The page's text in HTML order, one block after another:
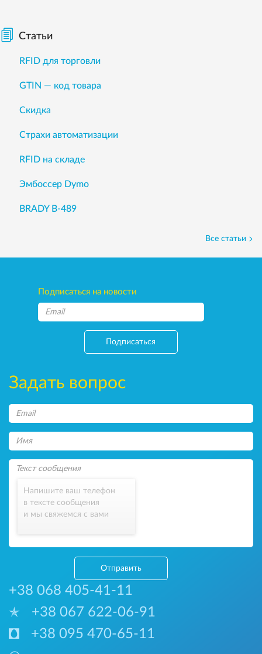
Статьи
RFID для торговли
GTIN — код товара
Скидка
Страхи автоматизации
RFID на складе
Эмбоссер Dymo
BRADY B-489
Все статьи
Подписаться на новости
Подписаться
Задать вопрос
Напишите ваш телефон
в тексте сообщения
и мы свяжемся с вами
Отправить
+38 068 405-41-11
+38 067 622-06-91
+38 095 470-65-11